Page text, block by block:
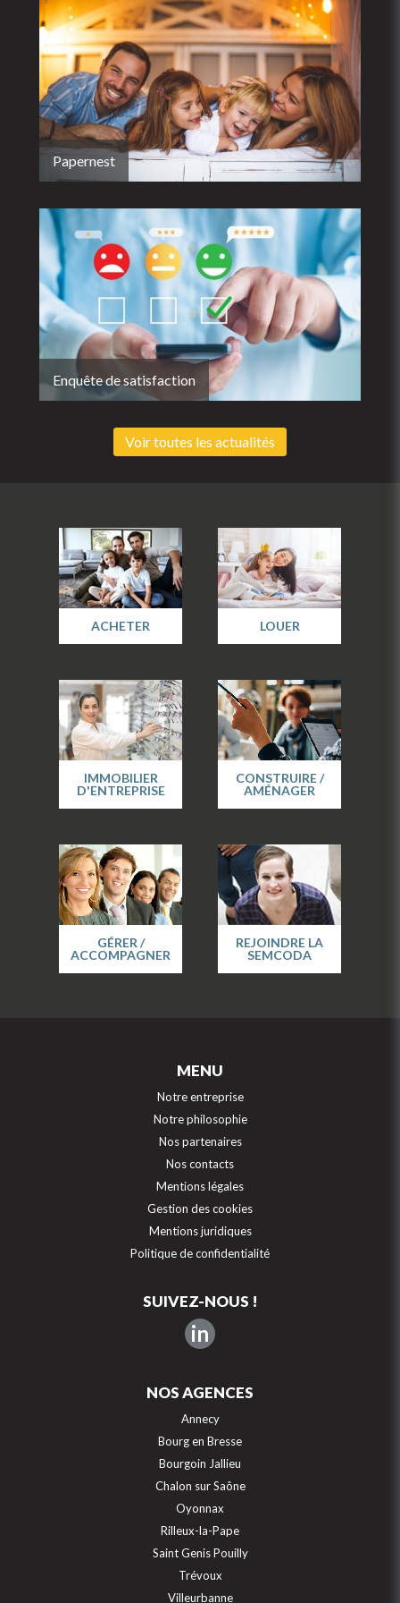
Papernest
Enquête de satisfaction
Voir toutes les actualités
ACHETER LOUER
IMMOBILIER
D'ENTREPRISE
CONSTRUIRE /
AMÉNAGER
GÉRER /
ACCOMPAGNER
REJOINDRE LA
SEMCODA
MENU
Notre entreprise
Notre philosophie
Nos partenaires
Nos contacts
Mentions légales
Gestion des cookies
Mentions juridiques
Politique de confidentialité
SUIVEZ-NOUS !
in
NOS AGENCES
Annecy
Bourg en Bresse
Bourgoin Jallieu
Chalon sur Saône
Oyonnax
Rilleux-la-Pape
Saint Genis Pouilly
Trévoux
Villeurbanne